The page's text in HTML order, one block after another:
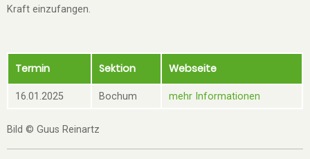
Kraft einzufangen.
Termin Sektion Webseite
16.01.2025 Bochum mehr Informationen
Bild © Guus Reinartz